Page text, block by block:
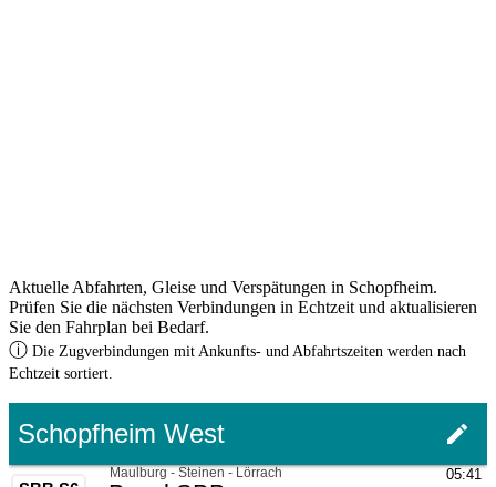
Aktuelle Abfahrten, Gleise und Verspätungen in Schopfheim.
Prüfen Sie die nächsten Verbindungen in Echtzeit und aktualisieren
Sie den Fahrplan bei Bedarf.
ⓘ Die Zugverbindungen mit Ankunfts- und Abfahrtszeiten werden nach
Echtzeit sortiert.